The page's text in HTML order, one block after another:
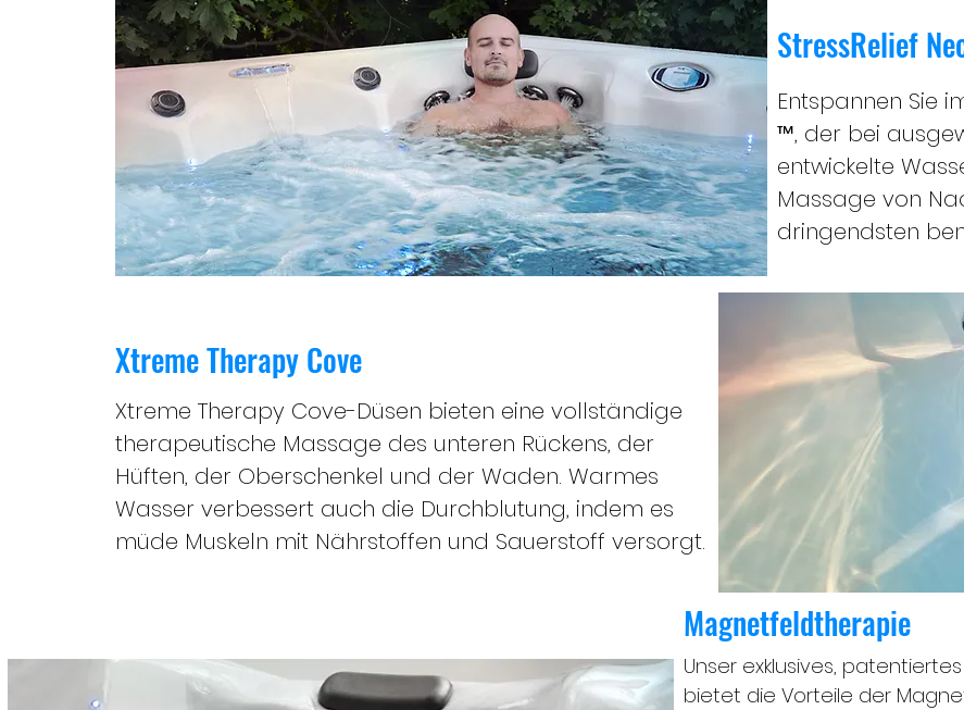
StressRelief
Entspannen Sie
™, der bei
entwickelte
Massage von
dringendsten
Xtreme Therapy Cove
Xtreme Therapy Cove-Düsen bieten eine vollständige
therapeutische Massage des unteren Rückens, der
Hüften, der Oberschenkel und der Waden. Warmes
Wasser verbessert auch die Durchblutung, indem es
müde Muskeln mit Nährstoffen und Sauerstoff versorgt.
Magnetfeldtherapie
Unser exklusives,
bietet die Vorteile der